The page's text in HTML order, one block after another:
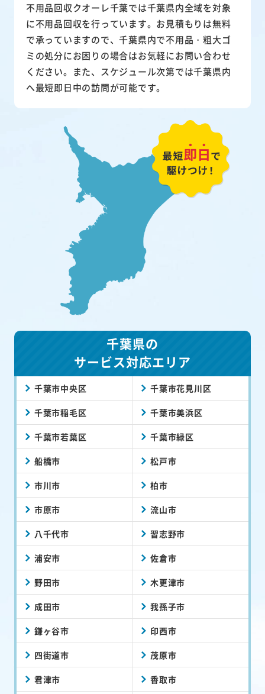
不用品回収クオーレ千葉では千葉県内全域を対象
に不用品回収を行っています。お見積もりは無料
で承っていますので、千葉県内で不用品・粗大ゴ
ミの処分にお困りの場合はお気軽にお問い合わせ
ください。また、スケジュール次第では千葉県内
へ最短即日中の訪問が可能です。
千葉県の
サービス対応エリア
千葉市中央区 千葉市花見川区
千葉市稲毛区 千葉市美浜区
千葉市若葉区 千葉市緑区
船橋市 松戸市
市川市 柏市
市原市 流山市
八千代市 習志野市
浦安市 佐倉市
野田市 木更津市
成田市 我孫子市
鎌ヶ谷市 印西市
四街道市 茂原市
君津市 香取市